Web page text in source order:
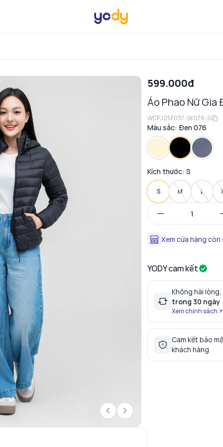
599.000đ
Áo Phao Nữ Gia
WCPJ25F037-SK076-S
Màu sắc: Đen 076
Kích thước: S
S M L
Xem cửa hàng còn
YODY cam kết
Không hài lòng,
trong 30 ngày
Xem chính sách
Cam kết bảo
khách hàng